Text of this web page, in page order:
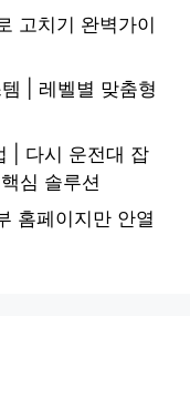
고치기 완벽가이
| 레벨별 맞춤형
| 다시 운전대 잡
심 솔루션
홈페이지만 안열